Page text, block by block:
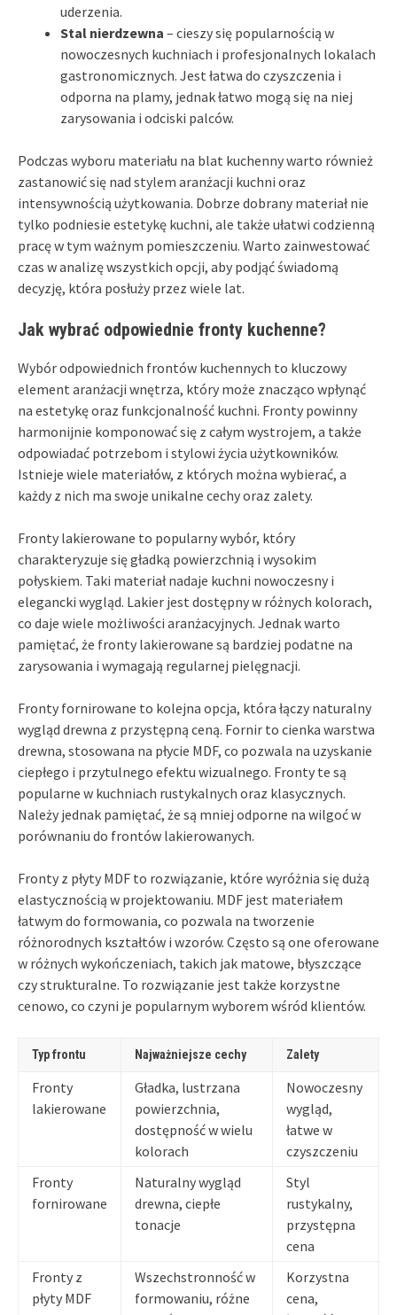
uderzenia.
Stal nierdzewna – cieszy się popularnością w
nowoczesnych kuchniach i profesjonalnych lokalach
gastronomicznych. Jest łatwa do czyszczenia i
odporna na plamy, jednak łatwo mogą się na niej
zarysowania i odciski palców.
Podczas wyboru materiału na blat kuchenny warto również
zastanowić się nad stylem aranżacji kuchni oraz
intensywnością użytkowania. Dobrze dobrany materiał nie
tylko podniesie estetykę kuchni, ale także ułatwi codzienną
pracę w tym ważnym pomieszczeniu. Warto zainwestować
czas w analizę wszystkich opcji, aby podjąć świadomą
decyzję, która posłuży przez wiele lat.
Jak wybrać odpowiednie fronty kuchenne?
Wybór odpowiednich frontów kuchennych to kluczowy
element aranżacji wnętrza, który może znacząco wpłynąć
na estetykę oraz funkcjonalność kuchni. Fronty powinny
harmonijnie komponować się z całym wystrojem, a także
odpowiadać potrzebom i stylowi życia użytkowników.
Istnieje wiele materiałów, z których można wybierać, a
każdy z nich ma swoje unikalne cechy oraz zalety.
Fronty lakierowane to popularny wybór, który
charakteryzuje się gładką powierzchnią i wysokim
połyskiem. Taki materiał nadaje kuchni nowoczesny i
elegancki wygląd. Lakier jest dostępny w różnych kolorach,
co daje wiele możliwości aranżacyjnych. Jednak warto
pamiętać, że fronty lakierowane są bardziej podatne na
zarysowania i wymagają regularnej pielęgnacji.
Fronty fornirowane to kolejna opcja, która łączy naturalny
wygląd drewna z przystępną ceną. Fornir to cienka warstwa
drewna, stosowana na płycie MDF, co pozwala na uzyskanie
ciepłego i przytulnego efektu wizualnego. Fronty te są
popularne w kuchniach rustykalnych oraz klasycznych.
Należy jednak pamiętać, że są mniej odporne na wilgoć w
porównaniu do frontów lakierowanych.
Fronty z płyty MDF to rozwiązanie, które wyróżnia się dużą
elastycznością w projektowaniu. MDF jest materiałem
łatwym do formowania, co pozwala na tworzenie
różnorodnych kształtów i wzorów. Często są one oferowane
w różnych wykończeniach, takich jak matowe, błyszczące
czy strukturalne. To rozwiązanie jest także korzystne
cenowo, co czyni je popularnym wyborem wśród klientów.
Typ frontu Najważniejsze cechy Zalety
Fronty
lakierowane
Gładka, lustrzana
powierzchnia,
dostępność w wielu
kolorach
Nowoczesny
wygląd,
łatwe w
czyszczeniu
Fronty
fornirowane
Naturalny wygląd
drewna, ciepłe
tonacje
Styl
rustykalny,
przystępna
cena
Fronty z
płyty MDF
Wszechstronność w
formowaniu, różne
Korzystna
cena,